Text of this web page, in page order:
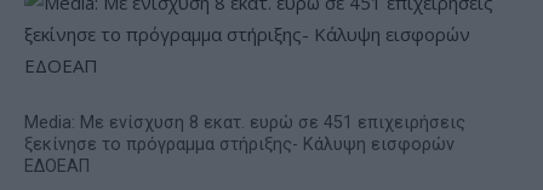
Media: Με ενίσχυση 8 εκατ. ευρώ σε 451 επιχειρήσεις
ξεκίνησε το πρόγραμμα στήριξης- Κάλυψη εισφορών
ΕΔΟΕΑΠ